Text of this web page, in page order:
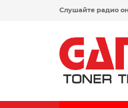
Слушайте радио